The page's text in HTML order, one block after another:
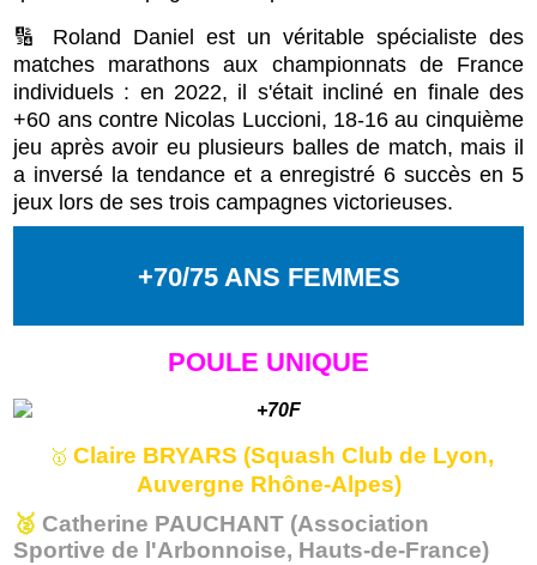
🔢 Roland Daniel est un véritable spécialiste des
matches marathons aux championnats de France
individuels : en 2022, il s'était incliné en finale des
+60 ans contre Nicolas Luccioni, 18-16 au cinquième
jeu après avoir eu plusieurs balles de match, mais il
a inversé la tendance et a enregistré 6 succès en 5
jeux lors de ses trois campagnes victorieuses.
+70/75 ANS FEMMES
POULE UNIQUE
🥇 Claire BRYARS (Squash Club de Lyon,
Auvergne Rhône-Alpes)
🥈 Catherine PAUCHANT (Association
Sportive de l'Arbonnoise, Hauts-de-France)